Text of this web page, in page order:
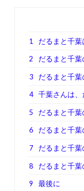
1 だるまと千
2 だるまと千葉
3 だるまと千葉
4 千葉さんは、
5 だるまと千葉
6 だるまと千葉
7 だるまと千葉
8 だるまと千葉
9 最後に